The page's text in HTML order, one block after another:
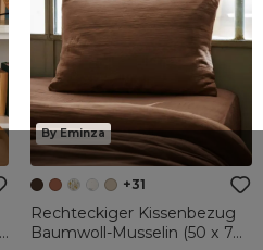
By Eminza
+31
Rechteckiger Kissenbezug
Baumwoll-Musselin (50 x 70